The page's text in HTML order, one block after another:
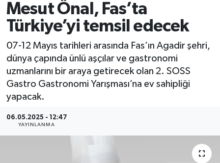
Mesut Önal, Fas’ta
Türkiye’yi temsil edecek
07-12 Mayıs tarihleri arasında Fas’ın Agadir şehri,
dünya çapında ünlü aşçılar ve gastronomi
uzmanlarını bir araya getirecek olan 2. SOSS
Gastro Gastronomi Yarışması’na ev sahipliği
yapacak.
06.05.2025 - 12:47
YAYINLANMA
Spor
Turizm
Ekonomi
Gazipaşa
Tüm Manşetler
Son Dakika Haberleri
Haber Arşivi